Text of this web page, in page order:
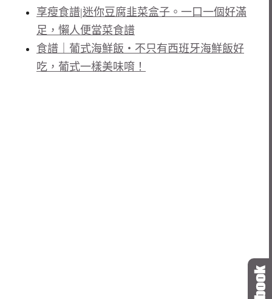
享瘦食譜|迷你豆腐韭菜盒子。一口一個好滿
足，懶人便當菜食譜
食譜｜葡式海鮮飯・不只有西班牙海鮮飯好
吃，葡式一樣美味唷！